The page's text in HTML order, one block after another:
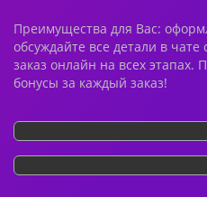
Преимущества для Вас:
обсуждайте все детали в
заказ онлайн на всех
бонусы за каждый заказ!